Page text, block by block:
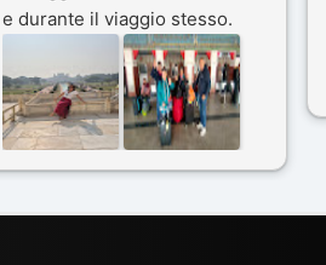
e durante il viaggio stesso.
Siamo stati 3 settimane in
India a novembre 2025, 5
amici e il viaggio alla scoperta
del Rajasthan e Varanasi è
stato bellissimo: grazie alla
ai servizi dell' Agenzia con